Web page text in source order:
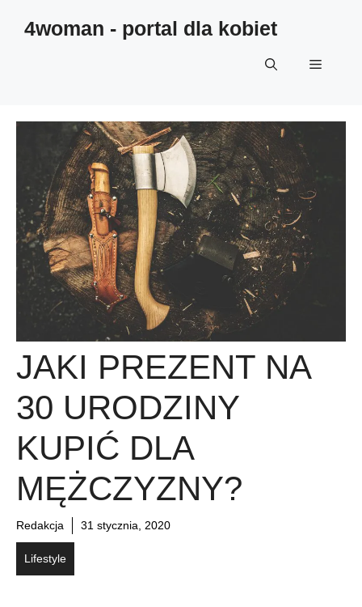
4woman - portal dla kobiet
JAKI PREZENT NA
30 URODZINY
KUPIĆ DLA
MĘŻCZYZNY?
Redakcja 31 stycznia, 2020
Lifestyle